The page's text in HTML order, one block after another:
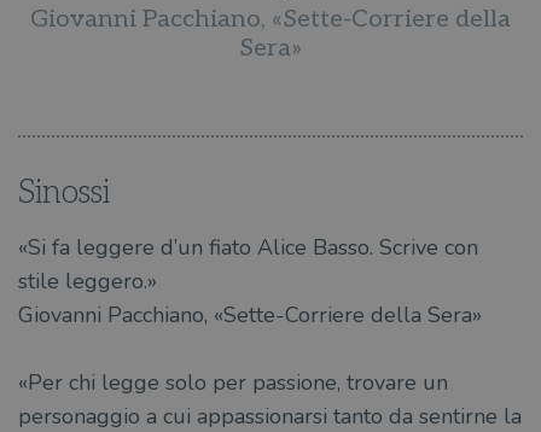
Giovanni Pacchiano, «Sette-Corriere della
Sera»
Sinossi
«Si fa leggere d’un fiato Alice Basso. Scrive con
stile leggero.»
Giovanni Pacchiano, «Sette-Corriere della Sera»
«Per chi legge solo per passione, trovare un
personaggio a cui appassionarsi tanto da sentirne la